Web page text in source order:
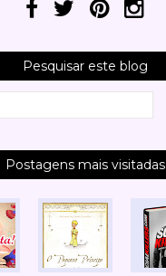
Pesquisar este blog
Postagens mais visitadas